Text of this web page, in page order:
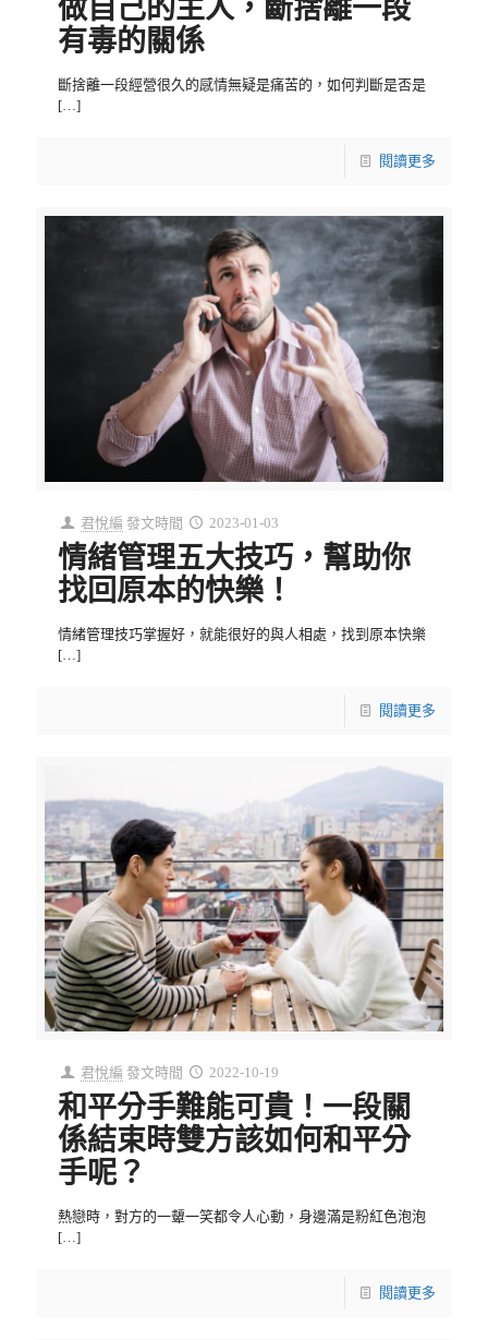
做自己的主人，斷捨離一段
有毒的關係
斷捨離一段經營很久的感情無疑是痛苦的，如何判斷是否是
[…]
閱讀更多
君悅編 發文時間 2023-01-03
情緒管理五大技巧，幫助你
找回原本的快樂！
情緒管理技巧掌握好，就能很好的與人相處，找到原本快樂
[…]
閱讀更多
君悅編 發文時間 2022-10-19
和平分手難能可貴！一段關
係結束時雙方該如何和平分
手呢？
熱戀時，對方的一顰一笑都令人心動，身邊滿是粉紅色泡泡
[…]
閱讀更多